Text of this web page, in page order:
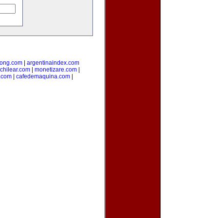
| argentinaindex.com
| monetizare.com|
cafedemaquina.com